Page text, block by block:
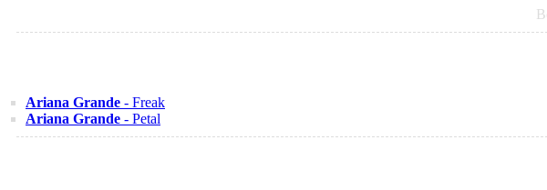
Ariana Grande - Freak
Ariana Grande - Petal